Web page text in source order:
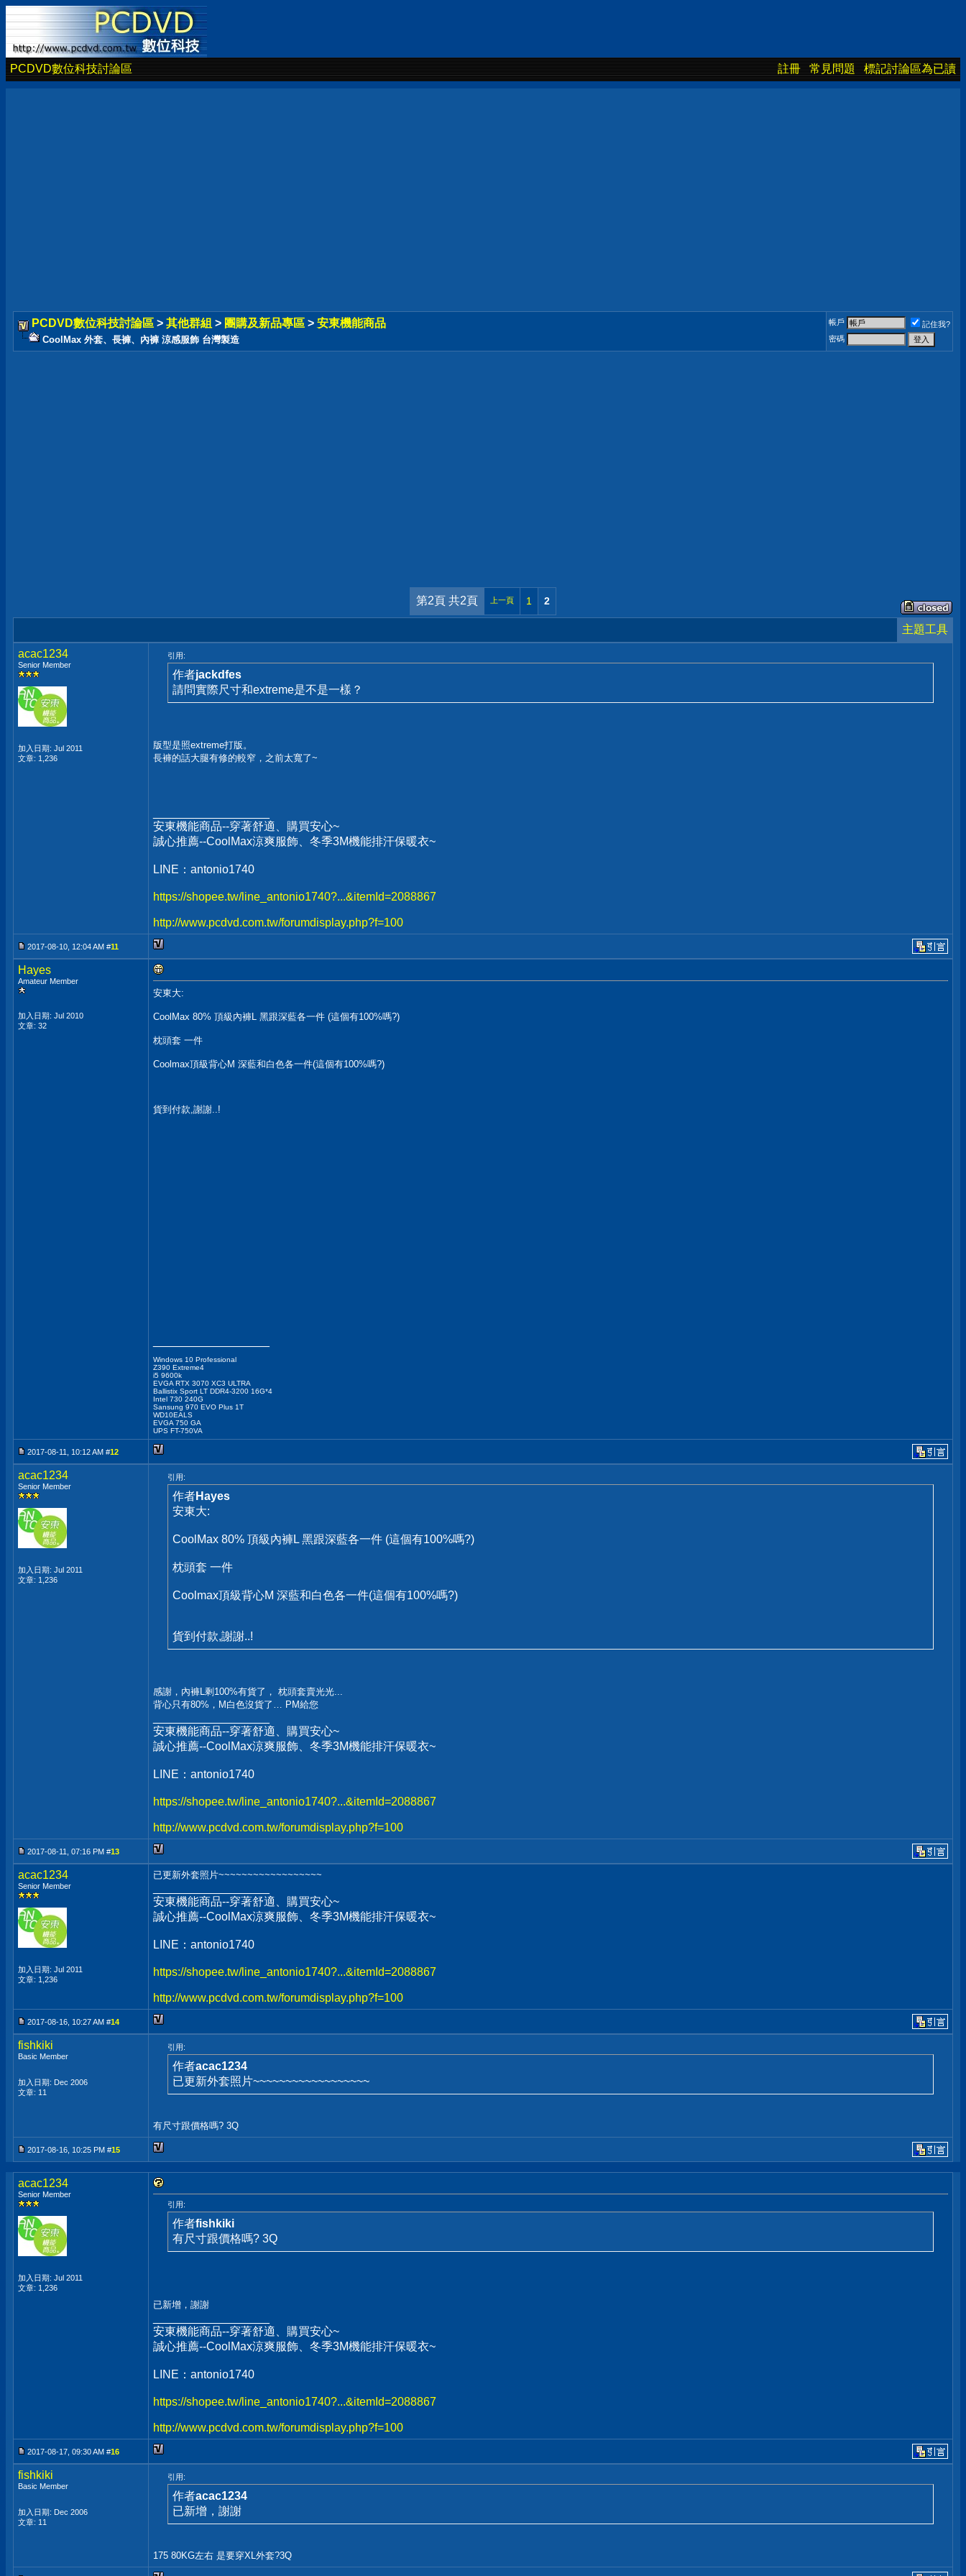
PCDVD數位科技討論區 註冊 常見問題 標記討論區為已讀
PCDVD數位科技討論區 > 其他群組 > 團購及新品專區 > 安東機能商品
CoolMax 外套、長褲、內褲 涼感服飾 台灣製造
帳戶
記住我?
密碼
第2頁 共2頁 上一頁 1 2
主題工具
acac1234
Senior Member
加入日期: Jul 2011
文章: 1,236
引用:
作者jackdfes
請問實際尺寸和extreme是不是一樣？
版型是照extreme打版。
長褲的話大腿有修的較窄，之前太寬了~
安東機能商品--穿著舒適、購買安心~
誠心推薦--CoolMax涼爽服飾、冬季3M機能排汗保暖衣~
LINE：antonio1740
https://shopee.tw/line_antonio1740?...&itemId=2088867
http://www.pcdvd.com.tw/forumdisplay.php?f=100
2017-08-10, 12:04 AM #11
Hayes
Amateur Member
加入日期: Jul 2010
文章: 32
安東大:
CoolMax 80% 頂級內褲L 黑跟深藍各一件 (這個有100%嗎?)
枕頭套 一件
Coolmax頂級背心M 深藍和白色各一件(這個有100%嗎?)
貨到付款,謝謝..!
Windows 10 Professional
Z390 Extreme4
i5 9600k
EVGA RTX 3070 XC3 ULTRA
Ballistix Sport LT DDR4-3200 16G*4
Intel 730 240G
Sansung 970 EVO Plus 1T
WD10EALS
EVGA 750 GA
UPS FT-750VA
2017-08-11, 10:12 AM #12
acac1234
Senior Member
加入日期: Jul 2011
文章: 1,236
引用:
作者Hayes
安東大:
CoolMax 80% 頂級內褲L 黑跟深藍各一件 (這個有100%嗎?)
枕頭套 一件
Coolmax頂級背心M 深藍和白色各一件(這個有100%嗎?)
貨到付款,謝謝..!
感謝，內褲L剩100%有貨了， 枕頭套賣光光...
背心只有80%，M白色沒貨了… PM給您
安東機能商品--穿著舒適、購買安心~
誠心推薦--CoolMax涼爽服飾、冬季3M機能排汗保暖衣~
LINE：antonio1740
https://shopee.tw/line_antonio1740?...&itemId=2088867
http://www.pcdvd.com.tw/forumdisplay.php?f=100
2017-08-11, 07:16 PM #13
acac1234
Senior Member
加入日期: Jul 2011
文章: 1,236
已更新外套照片~~~~~~~~~~~~~~~~~~
安東機能商品--穿著舒適、購買安心~
誠心推薦--CoolMax涼爽服飾、冬季3M機能排汗保暖衣~
LINE：antonio1740
https://shopee.tw/line_antonio1740?...&itemId=2088867
http://www.pcdvd.com.tw/forumdisplay.php?f=100
2017-08-16, 10:27 AM #14
fishkiki
Basic Member
加入日期: Dec 2006
文章: 11
引用:
作者acac1234
已更新外套照片~~~~~~~~~~~~~~~~~~
有尺寸跟價格嗎? 3Q
2017-08-16, 10:25 PM #15
acac1234
Senior Member
加入日期: Jul 2011
文章: 1,236
引用:
作者fishkiki
有尺寸跟價格嗎? 3Q
已新增，謝謝
安東機能商品--穿著舒適、購買安心~
誠心推薦--CoolMax涼爽服飾、冬季3M機能排汗保暖衣~
LINE：antonio1740
https://shopee.tw/line_antonio1740?...&itemId=2088867
http://www.pcdvd.com.tw/forumdisplay.php?f=100
2017-08-17, 09:30 AM #16
fishkiki
Basic Member
加入日期: Dec 2006
文章: 11
引用:
作者acac1234
已新增，謝謝
175 80KG左右 是要穿XL外套?3Q